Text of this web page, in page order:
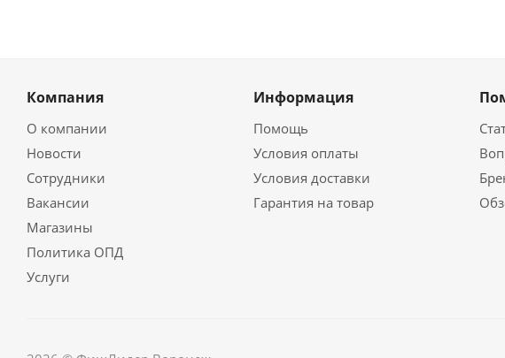
Компания
О компании
Новости
Сотрудники
Вакансии
Магазины
Политика ОПД
Услуги
Информация
Помощь
Условия оплаты
Условия доставки
Гарантия на товар